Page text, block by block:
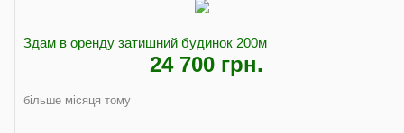
Здам в оренду затишний будинок 200м
24 700 грн.
більше місяця тому